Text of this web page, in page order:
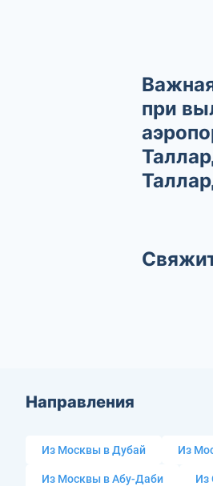
при
Направления
Из Москвы в Дубай Из
Из Москвы в Абу-Даби Из